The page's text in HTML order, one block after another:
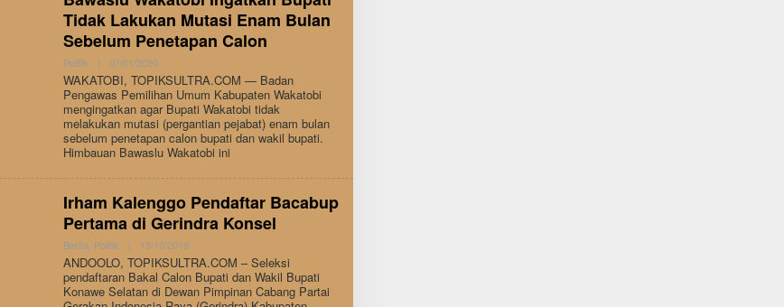
Tidak Lakukan Mutasi Enam Bulan
Sebelum Penetapan Calon
Politik | 07/01/2020By
Admin
WAKATOBI, TOPIKSULTRA.COM — Badan
Pengawas Pemilihan Umum Kabupaten Wakatobi
mengingatkan agar Bupati Wakatobi tidak
melakukan mutasi (pergantian pejabat) enam bulan
sebelum penetapan calon bupati dan wakil bupati.
Himbauan Bawaslu Wakatobi ini
Irham Kalenggo Pendaftar Bacabup
Pertama di Gerindra Konsel
Berita Politik | 15/10/2019By
Admin
ANDOOLO, TOPIKSULTRA.COM – Seleksi
pendaftaran Bakal Calon Bupati dan Wakil Bupati
Konawe Selatan di Dewan Pimpinan Cabang Partai